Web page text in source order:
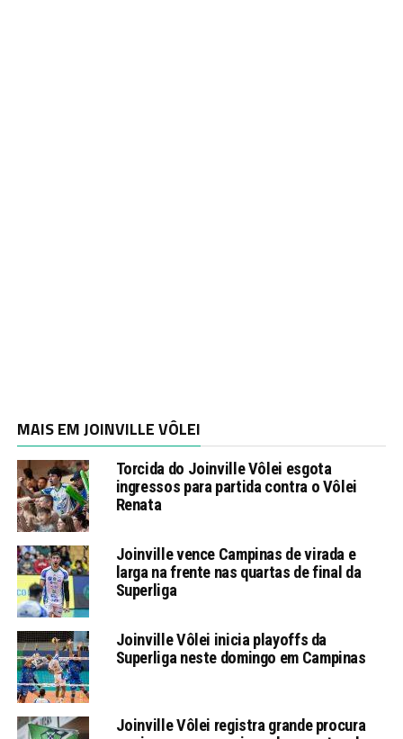
MAIS EM JOINVILLE VÔLEI
Torcida do Joinville Vôlei esgota
ingressos para partida contra o Vôlei
Renata
Joinville vence Campinas de virada e
larga na frente nas quartas de final da
Superliga
Joinville Vôlei inicia playoffs da
Superliga neste domingo em Campinas
Joinville Vôlei registra grande procura